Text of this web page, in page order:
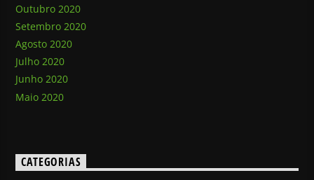
Outubro 2020
Setembro 2020
Agosto 2020
Julho 2020
Junho 2020
Maio 2020
CATEGORIAS